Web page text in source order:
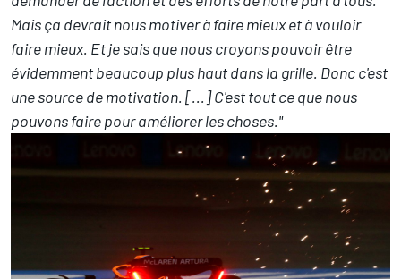
Mais ça devrait nous motiver à faire mieux et à vouloir
faire mieux. Et je sais que nous croyons pouvoir être
évidemment beaucoup plus haut dans la grille. Donc c'est
une source de motivation. [...] C'est tout ce que nous
pouvons faire pour améliorer les choses."